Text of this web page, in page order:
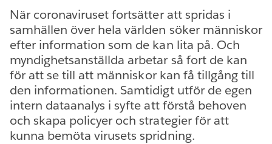
När coronaviruset fortsätter att spridas i
samhällen över hela världen söker människor
efter information som de kan lita på. Och
myndighetsanställda arbetar så fort de kan
för att se till att människor kan få tillgång till
den informationen. Samtidigt utför de egen
intern dataanalys i syfte att förstå behoven
och skapa policyer och strategier för att
kunna bemöta virusets spridning.